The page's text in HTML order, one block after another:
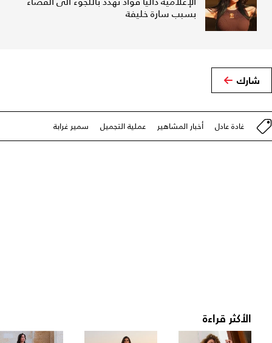
بسبب سارة خليفة
شارك
غادة عادل أخبار المشاهير عملية التجميل سمير غرابة
الأكثر قراءة